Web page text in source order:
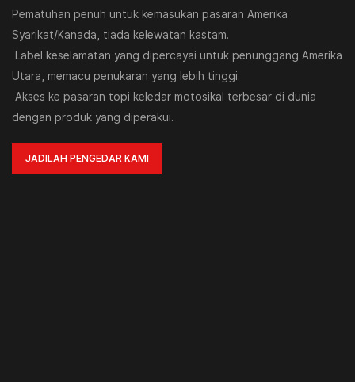
Pematuhan penuh untuk kemasukan pasaran Amerika
Syarikat/Kanada, tiada kelewatan kastam.
Label keselamatan yang dipercayai untuk penunggang Amerika
Utara, memacu penukaran yang lebih tinggi.
Akses ke pasaran topi keledar motosikal terbesar di dunia
dengan produk yang diperakui.
JADILAH PENGEDAR KAMI